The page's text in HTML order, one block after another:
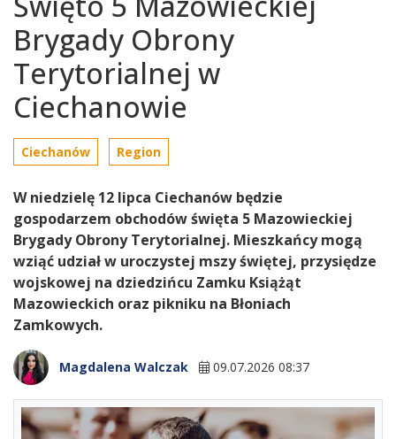
Brygady Obrony
Terytorialnej w
Ciechanowie
Ciechanów Region
W niedzielę 12 lipca Ciechanów będzie
gospodarzem obchodów święta 5 Mazowieckiej
Brygady Obrony Terytorialnej. Mieszkańcy mogą
wziąć udział w uroczystej mszy świętej, przysiędze
wojskowej na dziedzińcu Zamku Książąt
Mazowieckich oraz pikniku na Błoniach
Zamkowych.
Magdalena Walczak 09.07.2026 08:37